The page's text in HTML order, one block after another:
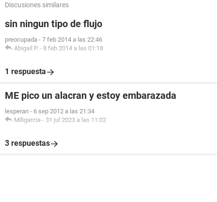
Discusiones similares
sin ningun tipo de flujo
preocupada - 7 feb 2014 a las 22:46
Abigail P. - 8 feb 2014 a las 01:18
1 respuesta
ME pico un alacran y estoy embarazada
lesperan - 6 sep 2012 a las 21:34
Miligarcia - 31 jul 2023 a las 11:02
3 respuestas